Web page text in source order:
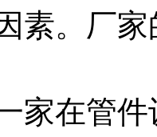
素。厂
家在管